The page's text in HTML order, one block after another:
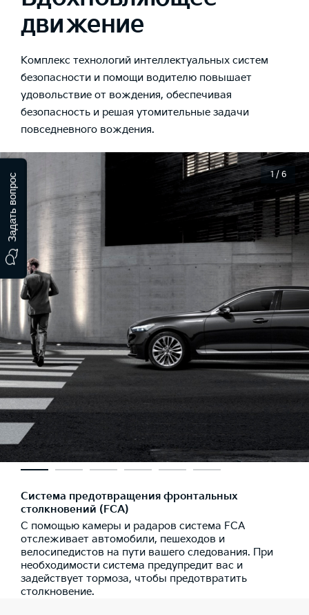
движение
Комплекс технологий интеллектуальных систем
безопасности и помощи водителю повышает
удовольствие от вождения, обеспечивая
безопасность и решая утомительные задачи
повседневного вождения.
Система предотвращения фронтальных
столкновений (FCA)
С помощью камеры и радаров система FCA
отслеживает автомобили, пешеходов и
велосипедистов на пути вашего следования. При
необходимости система предупредит вас и
задействует тормоза, чтобы предотвратить
столкновение.
1 / 6
Задать вопрос